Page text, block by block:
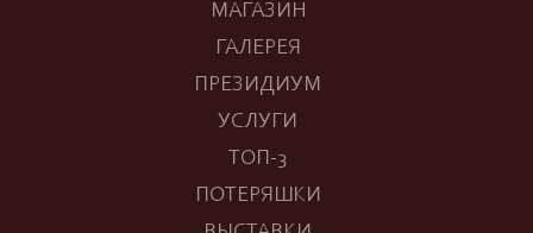
МАГАЗИН
ГАЛЕРЕЯ
ПРЕЗИДИУМ
УСЛУГИ
ТОП-3
ПОТЕРЯШКИ